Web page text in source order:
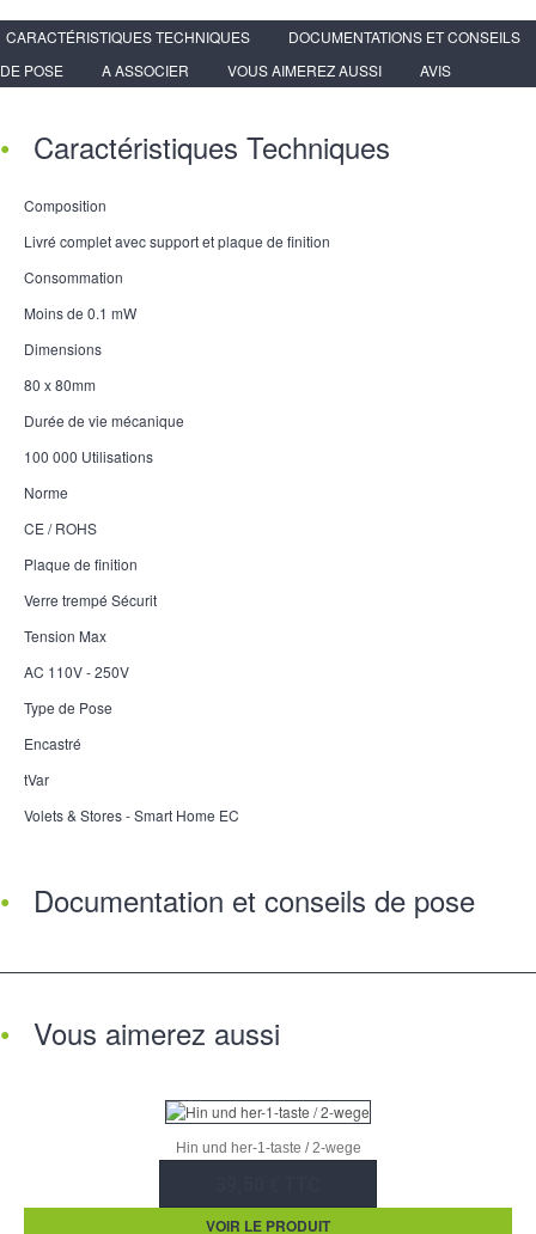
CARACTÉRISTIQUES TECHNIQUES
DOCUMENTATIONS ET CONSEILS
DE POSE
A ASSOCIER VOUS AIMEREZ AUSSI AVIS
Caractéristiques Techniques
Composition
Livré complet avec support et plaque de finition
Consommation
Moins de 0.1 mW
Dimensions
80 x 80mm
Durée de vie mécanique
100 000 Utilisations
Norme
CE / ROHS
Plaque de finition
Verre trempé Sécurit
Tension Max
AC 110V - 250V
Type de Pose
Encastré
tVar
Volets & Stores - Smart Home EC
Documentation et conseils de pose
Vous aimerez aussi
Hin und her-1-taste / 2-wege
VOIR LE PRODUIT